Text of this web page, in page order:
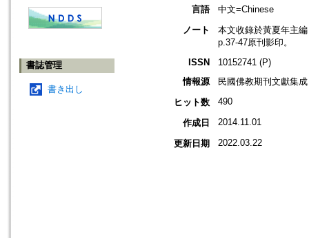
書誌管理
書き出し
言語
中文=Chinese
ノート
本文收錄於黃夏年主
p.37-47原刊影印。
ISSN
10152741 (P)
情報源
民國佛教期刊文獻集
ヒット数
490
作成日 2014.11.01
更新日期 2022.03.22